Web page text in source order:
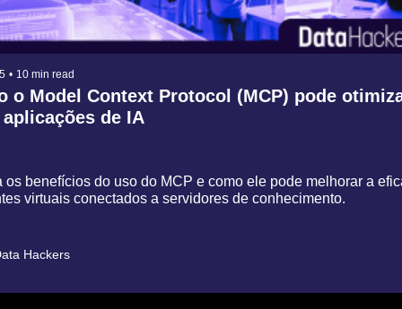
• 10 min read
o Model Context Protocol (MCP) pode
de IA
os benefícios do uso do MCP e como ele pode melhorar a
virtuais conectados a servidores de conhecimento.
Hackers